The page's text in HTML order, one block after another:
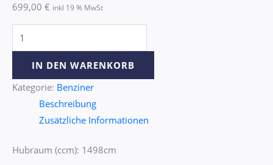
699,00 € inkl 19 % MwSt
IN DEN WARENKORB
Kategorie: Benziner
Beschreibung
Zusätzliche Informationen
Hubraum (ccm): 1498cm